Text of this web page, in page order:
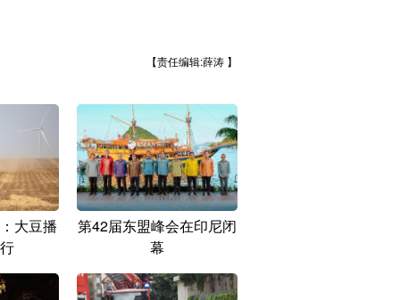
【责任编辑:薛涛 】
大豆播
第42届东盟峰会在印尼闭
幕